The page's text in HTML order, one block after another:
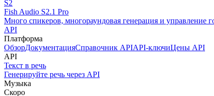
S2
Fish Audio S2.1 Pro
Много спикеров, многораундовая генерация и управление
API
Платформа
ОбзорДокументацияСправочник APIAPI-ключиЦены API
API
Текст в речь
Генерируйте речь через API
Музыка
Скоро